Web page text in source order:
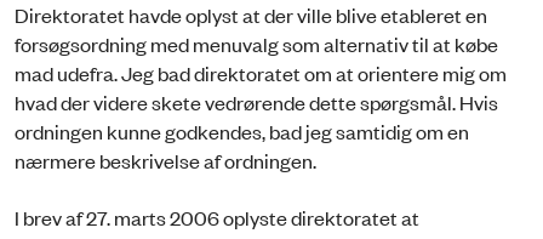
Direktoratet havde oplyst at der ville blive etableret en
forsøgsordning med menuvalg som alternativ til at købe
mad udefra. Jeg bad direktoratet om at orientere mig om
hvad der videre skete vedrørende dette spørgsmål. Hvis
ordningen kunne godkendes, bad jeg samtidig om en
nærmere beskrivelse af ordningen.
I brev af 27. marts 2006 oplyste direktoratet at